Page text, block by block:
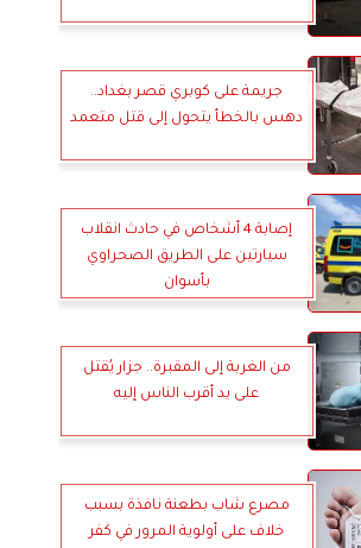
جريمة على كوبري قصر بغداد..
دهس بالخطأ يتحول إلى قتل متعمد
إصابة 4 أشخاص في حادث انقلاب
سيارتين على الطريق الصحراوي
بأسوان
من الغربة إلى المقبرة.. جزار يُقتل
على يد أقرب الناس إليه
مصرع شاب بطعنة نافذة بسبب
خلاف على أولوية المرور في كفر